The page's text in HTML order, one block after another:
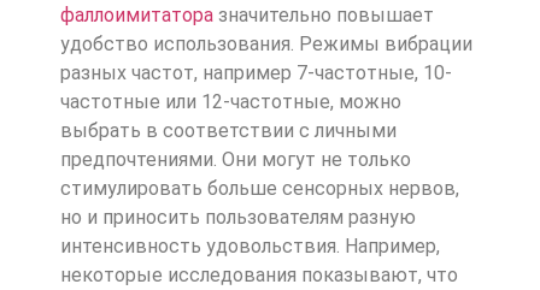
фаллоимитатора значительно повышает
удобство использования. Режимы вибрации
разных частот, например 7-частотные, 10-
частотные или 12-частотные, можно
выбрать в соответствии с личными
предпочтениями. Они могут не только
стимулировать больше сенсорных нервов,
но и приносить пользователям разную
интенсивность удовольствия. Например,
некоторые исследования показывают, что